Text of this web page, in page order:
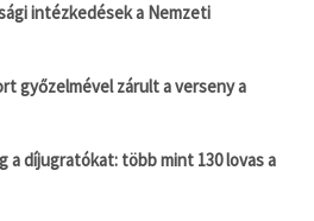
intézkedések a Nemzeti
győzelmével zárult a verseny a
a díjugratókat: több mint 130 lovas a